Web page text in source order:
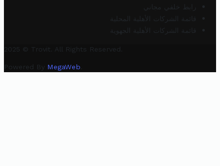
رابط خلفي مجاني
قائمة الشركات الأهلية المحلية
قائمة الشركات الأهلية الجهوية
2025 © Trovit. All Rights Reserved.
Powered By MegaWeb